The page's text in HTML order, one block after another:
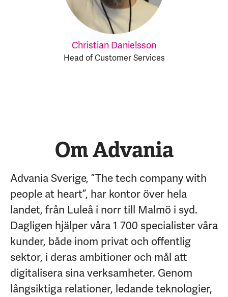
Christian Danielsson
Head of Customer Services
Om Advania
Advania Sverige, ”The tech company with
people at heart”, har kontor över hela
landet, från Luleå i norr till Malmö i syd.
Dagligen hjälper våra 1 700 specialister våra
kunder, både inom privat och offentlig
sektor, i deras ambitioner och mål att
digitalisera sina verksamheter. Genom
långsiktiga relationer, ledande teknologier,